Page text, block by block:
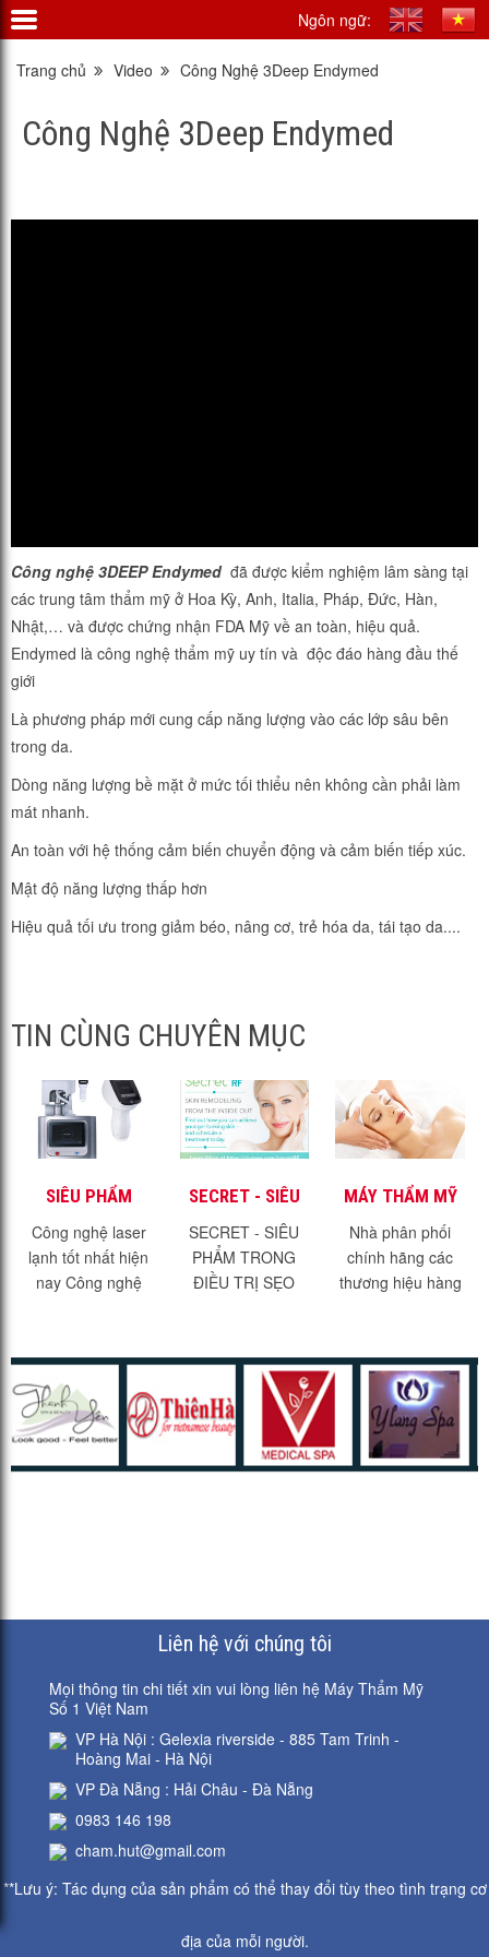
Ngôn ngữ:
Trang chủ Video Công Nghệ 3Deep Endymed
Công Nghệ 3Deep Endymed
Công nghệ 3DEEP Endymedđã được kiểm nghiệm lâm sàng tại
các trung tâm thẩm mỹ ở Hoa Kỳ, Anh, Italia, Pháp, Đức, Hàn,
Nhật,… và được chứng nhận FDA Mỹ về an toàn, hiệu quả.
Endymed là công nghệ thẩm mỹ uy tín và độc đáo hàng đầu thế
giới
Là phương pháp mới cung cấp năng lượng vào các lớp sâu bên
trong da.
Dòng năng lượng bề mặt ở mức tối thiểu nên không cần phải làm
mát nhanh.
An toàn với hệ thống cảm biến chuyển động và cảm biến tiếp xúc.
Mật độ năng lượng thấp hơn
Hiệu quả tối ưu trong giảm béo, nâng cơ, trẻ hóa da, tái tạo da....
TIN CÙNG CHUYÊN MỤC
SIÊU PHẨM
LASER LẠNH -
REEPOT
Công nghệ laser
lạnh tốt nhất hiện
nay Công nghệ
sắc tố mới nhất và
hiện đại nhất hiện
nay....
SECRET - SIÊU
PHẨM TRONG
ĐIỀU TRỊ SẸO RỖ,
TRỊ MỤN, TRẺ
SECRET - SIÊU
PHẨM TRONG
ĐIỀU TRỊ SẸO
SECRET Ra mắt
siêu phẩm trị sẹo,
trị mụn an toàn
hiệu quảĐạt...
MÁY THẨM MỸ
SỐ 1 VIỆT NAM
Nhà phân phối
chính hãng các
thương hiệu hàng
mỹ ý tế công nghệ
cao của Mỹ,
Israel, EU...
Liên hệ với chúng tôi
Mọi thông tin chi tiết xin vui lòng liên hệ Máy Thẩm Mỹ
Số 1 Việt Nam
VP Hà Nội : Gelexia riverside - 885 Tam Trinh -
Hoàng Mai - Hà Nội
VP Đà Nẵng : Hải Châu - Đà Nẵng
0983 146 198
cham.hut@gmail.com
**Lưu ý: Tác dụng của sản phẩm có thể thay đổi tùy theo tình trạng cơ
địa của mỗi người.